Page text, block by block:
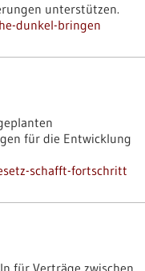
unterstützen.
dunkel-bringen
für die Entwicklung
schafft-fortschritt
für Verträge zwischen